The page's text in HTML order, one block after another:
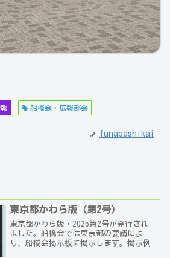
船橋会・広報部会
funabashikai
東京都かわら版（第2号）
東京都かわら版・2025第2号が発行され
ました。船橋会では東京都の要請によ
り、船橋会掲示板に掲示します。掲示例